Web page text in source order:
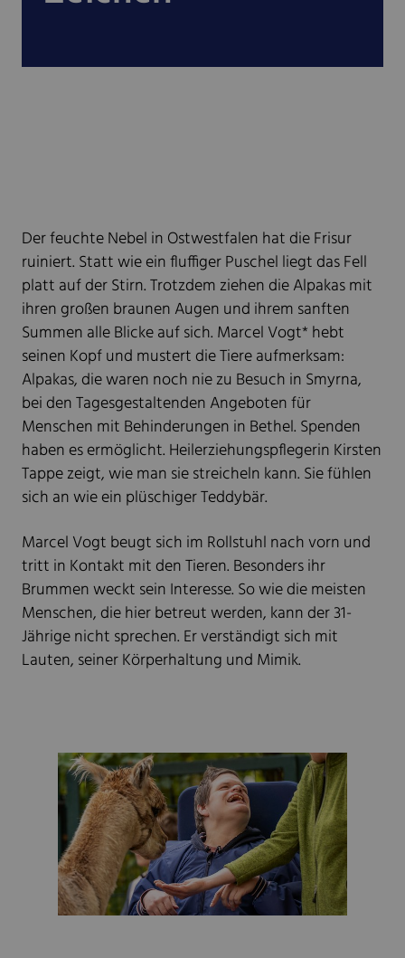
Der feuchte Nebel in Ostwestfalen hat die Frisur
ruiniert. Statt wie ein fluffiger Puschel liegt das Fell
platt auf der Stirn. Trotzdem ziehen die Alpakas mit
ihren großen braunen Augen und ihrem sanften
Summen alle Blicke auf sich. Marcel Vogt* hebt
seinen Kopf und mustert die Tiere aufmerksam:
Alpakas, die waren noch nie zu Besuch in Smyrna,
bei den Tagesgestaltenden Angeboten für
Menschen mit Behinderungen in Bethel. Spenden
haben es ermöglicht. Heilerziehungspflegerin Kirsten
Tappe zeigt, wie man sie streicheln kann. Sie fühlen
sich an wie ein plüschiger Teddybär.
Marcel Vogt beugt sich im Rollstuhl nach vorn und
tritt in Kontakt mit den Tieren. Besonders ihr
Brummen weckt sein Interesse. So wie die meisten
Menschen, die hier betreut werden, kann der 31-
Jährige nicht sprechen. Er verständigt sich mit
Lauten, seiner Körperhaltung und Mimik.